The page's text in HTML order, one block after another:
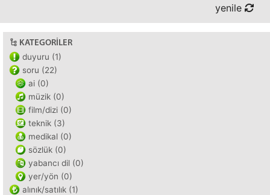
yenile
KATEGORILER
duyuru (1)
soru (22)
ai (0)
müzik (0)
film/dizi (0)
teknik (3)
medikal (0)
sözlük (0)
yabancı dil (0)
yer/yön (0)
alınık/satılık (1)